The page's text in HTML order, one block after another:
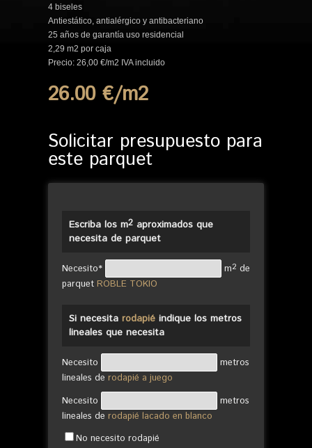
4 biseles
Antiestático, antialérgico y antibacteriano
25 años de garantía uso residencial
2,29 m2 por caja
Precio: 26,00 €/m2 IVA incluido
26.00 €/m2
Solicitar presupuesto para
este parquet
Escriba los m2 aproximados que
necesita de parquet
Necesito* m2 de
parquet ROBLE TOKIO
Si necesita rodapié indique los metros
lineales que necesita
Necesito
metros
lineales de rodapié a juego
Necesito
metros
lineales de rodapié lacado en blanco
No necesito rodapié